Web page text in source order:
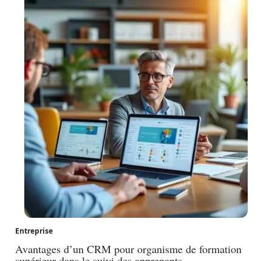
Entreprise
Avantages d’un CRM pour organisme de formation